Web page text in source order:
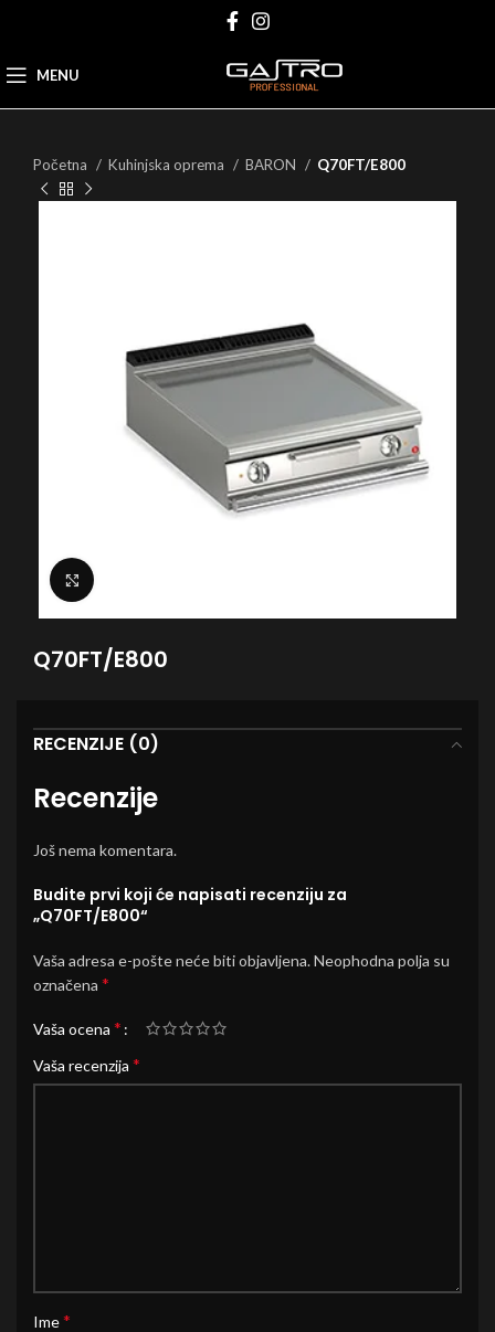
MENU
Početna Kuhinjska oprema BARON Q70FT/E800
Q70FT/E800
RECENZIJE (0)
Recenzije
Još nema komentara.
Budite prvi koji će napisati recenziju za
„Q70FT/E800“
Vaša adresa e-pošte neće biti objavljena.Neophodna polja su
označena *
Vaša ocena *
Vaša recenzija *
Ime*